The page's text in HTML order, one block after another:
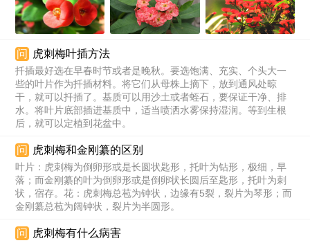
问 虎刺梅叶插方法
扦插最好选在早春时节或者是晚秋。要选饱满、充实、个头大一
些的叶片作为扦插材料。将它们从母株上摘下，放到通风处晾
干，就可以扦插了。基质可以用沙土或者蛭石，要保证干净、排
水。将叶片底部插进基质中，适当喷洒水雾保持湿润。等到生根
后，就可以定植到花盆中。
问 虎刺梅和金刚纂的区别
叶片：虎刺梅为倒卵形或是长圆状匙形，托叶为钻形，极细，早
落；而金刚纂的叶为倒卵形或是倒卵状长圆后至匙形，托叶为刺
状，宿存。花：虎刺梅总苞为钟状，边缘有5裂，裂片为琴形；而
金刚纂总苞为阔钟状，裂片为半圆形。
问 虎刺梅有什么病害